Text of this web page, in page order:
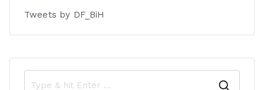
Tweets by DF_BiH